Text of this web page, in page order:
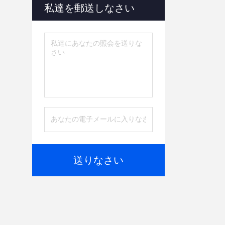
私達を郵送しなさい
送りなさい